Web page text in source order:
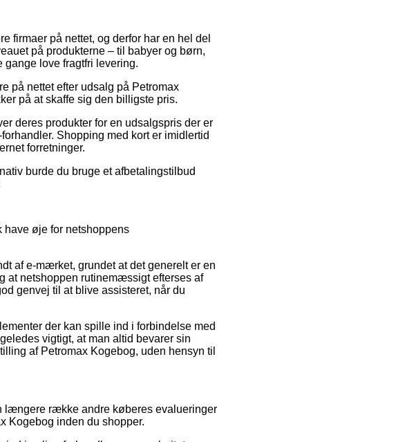
firmaer på nettet, og derfor har en hel del
på produkterne – til babyer og børn,
love fragtfri levering.
på nettet efter udsalg på Petromax
på at skaffe sig den billigste pris.
deres produkter for en udsalgspris der er
Shopping med kort er imidlertid
forretninger.
burde du bruge et afbetalingstilbud
have øje for netshoppens
af e-mærket, grundet at det generelt er en
at netshoppen rutinemæssigt efterses af
genvej til at blive assisteret, når du
der kan spille ind i forbindelse med
vigtigt, at man altid bevarer sin
af Petromax Kogebog, uden hensyn til
længere række andre køberes evalueringer
Kogebog inden du shopper.